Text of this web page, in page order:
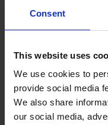
Consent
This website uses
We use cookies to
provide social media
We also share
our social media,
Parlons-en